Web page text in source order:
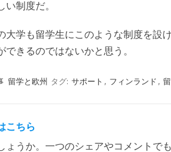
い制度だ。
大学も留学生にこのような制度を設
できるのではないかと思う。
留学と欧州 タグ: サポート , フィンランド ,
こちら
ょうか。一つのシェアやコメントで